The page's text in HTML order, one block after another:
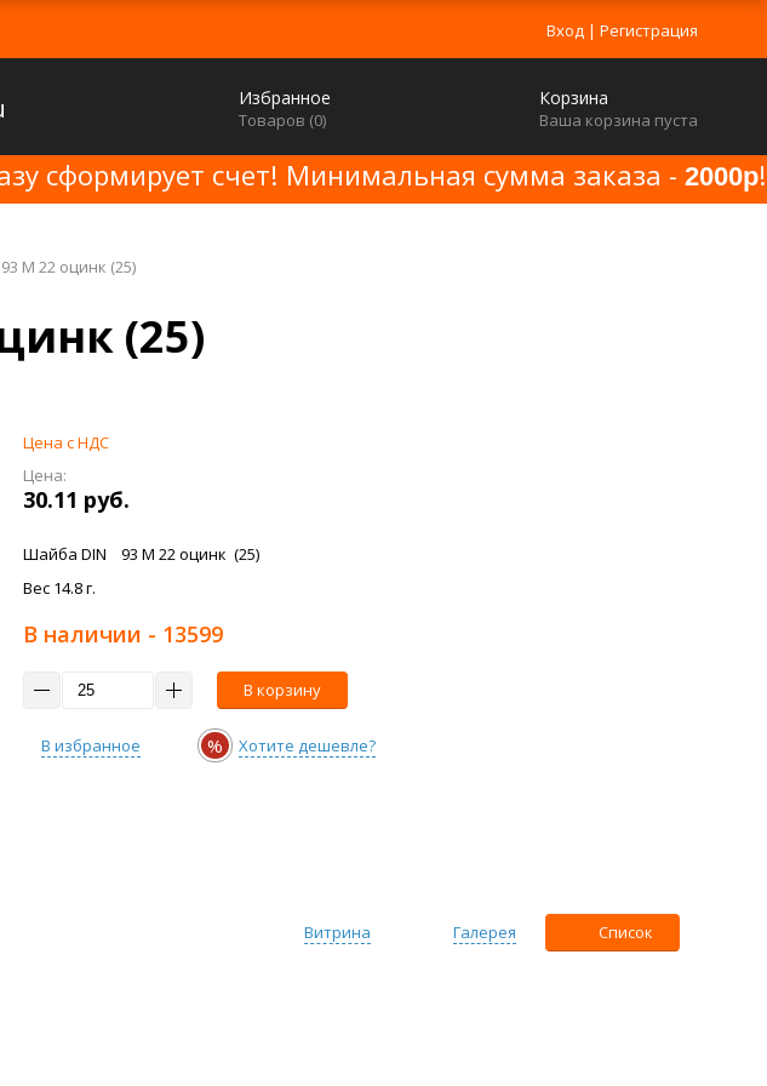
Вход | Регистрация
Избранное
Товаров (0)
Корзина
Ваша корзина пуста
сформирует счет! Минимальная сумма заказа - 2000р!
M 22 оцинк (25)
(25)
Цена с НДС
Цена:
30.11 руб.
Шайба DIN 93 M 22 оцинк (25)
Вес 14.8 г.
В наличии - 13599
В корзину
В избранное % Хотите дешевле?
Список
Галерея
Витрина